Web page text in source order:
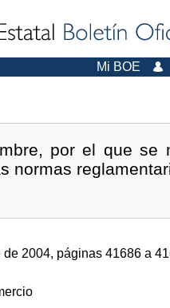
Mi BOE
por el que se
normas
2004, páginas 41686 a